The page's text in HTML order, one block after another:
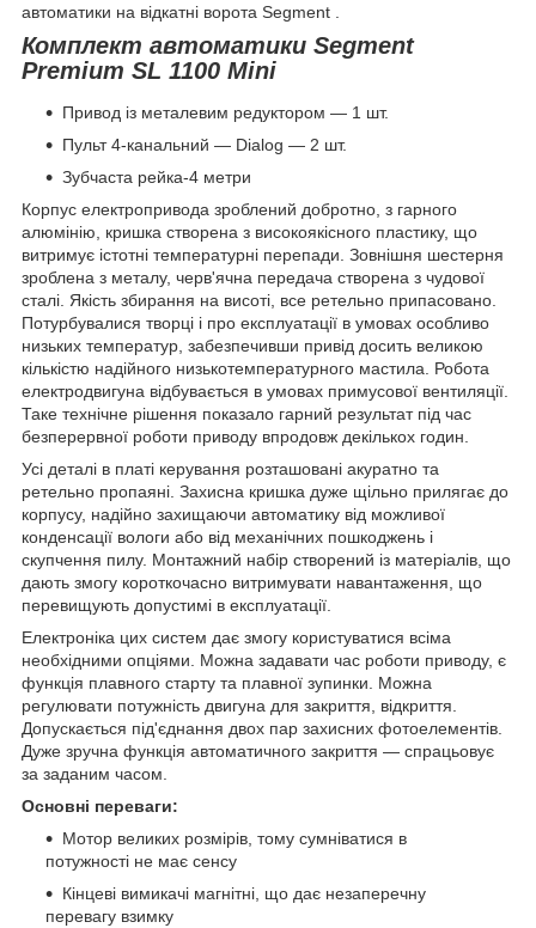
автоматики на відкатні ворота Segment .
Комплект автоматики Segment
Premium SL 1100 Mini
Привод із металевим редуктором — 1 шт.
Пульт 4-канальний — Dialog — 2 шт.
Зубчаста рейка-4 метри
Корпус електропривода зроблений добротно, з гарного
алюмінію, кришка створена з високоякісного пластику, що
витримує істотні температурні перепади. Зовнішня шестерня
зроблена з металу, черв'ячна передача створена з чудової
сталі. Якість збирання на висоті, все ретельно припасовано.
Потурбувалися творці і про експлуатації в умовах особливо
низьких температур, забезпечивши привід досить великою
кількістю надійного низькотемпературного мастила. Робота
електродвигуна відбувається в умовах примусової вентиляції.
Таке технічне рішення показало гарний результат під час
безперервної роботи приводу впродовж декількох годин.
Усі деталі в платі керування розташовані акуратно та
ретельно пропаяні. Захисна кришка дуже щільно прилягає до
корпусу, надійно захищаючи автоматику від можливої
конденсації вологи або від механічних пошкоджень і
скупчення пилу. Монтажний набір створений із матеріалів, що
дають змогу короткочасно витримувати навантаження, що
перевищують допустимі в експлуатації.
Електроніка цих систем дає змогу користуватися всіма
необхідними опціями. Можна задавати час роботи приводу, є
функція плавного старту та плавної зупинки. Можна
регулювати потужність двигуна для закриття, відкриття.
Допускається під'єднання двох пар захисних фотоелементів.
Дуже зручна функція автоматичного закриття — спрацьовує
за заданим часом.
Основні переваги:
Мотор великих розмірів, тому сумніватися в
потужності не має сенсу
Кінцеві вимикачі магнітні, що дає незаперечну
перевагу взимку